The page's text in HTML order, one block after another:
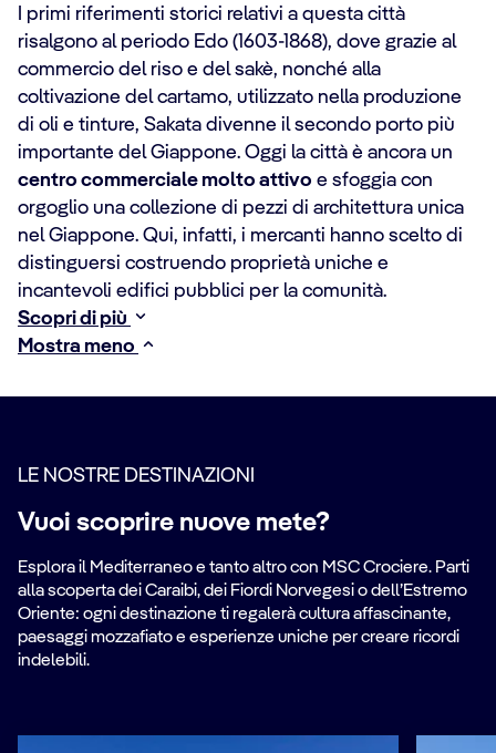
I primi riferimenti storici relativi a questa città
risalgono al periodo Edo (1603-1868), dove grazie al
commercio del riso e del sakè, nonché alla
coltivazione del cartamo, utilizzato nella produzione
di oli e tinture, Sakata divenne il secondo porto più
importante del Giappone. Oggi la città è ancora un
centro commerciale molto attivo e sfoggia con
orgoglio una collezione di pezzi di architettura unica
nel Giappone. Qui, infatti, i mercanti hanno scelto di
distinguersi costruendo proprietà uniche e
incantevoli edifici pubblici per la comunità.
Scopri di più
Mostra meno
LE NOSTRE DESTINAZIONI
Vuoi scoprire nuove mete?
Esplora il Mediterraneo e tanto altro con MSC Crociere. Parti
alla scoperta dei Caraibi, dei Fiordi Norvegesi o dell’Estremo
Oriente: ogni destinazione ti regalerà cultura affascinante,
paesaggi mozzafiato e esperienze uniche per creare ricordi
indelebili.